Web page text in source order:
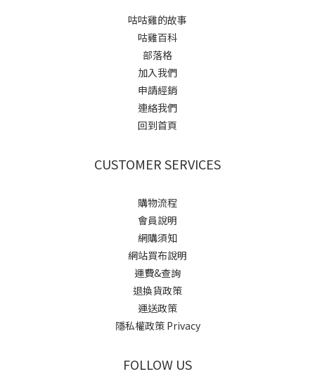
咕咕雞的故事
咕雞百科
部落格
加入我們
申請經銷
連絡我們
回到首頁
CUSTOMER SERVICES
購物流程
會員說明
網購須知
網站買布說明
運費&查詢
退換貨政策
運送政策
隱私權政策 Privacy
FOLLOW US